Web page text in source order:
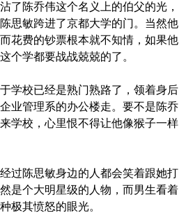
了陈乔伟这个名义上的伯父的光，
思敏跨进了京都大学的门。当然他
花费的钞票根本就不知情，如果他
个学都要战战兢兢的了。
学校已经是熟门熟路了，领着身后
业管理系的办公楼走。要不是陈乔
学校，心里恨不得让他像猴子一样
过陈思敏身边的人都会笑着跟她打
是个大明星级的人物，而男生看着
极其愤怒的眼光。